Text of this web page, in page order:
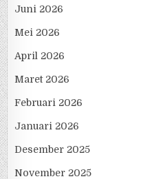
Juni 2026
Mei 2026
April 2026
Maret 2026
Februari 2026
Januari 2026
Desember 2025
November 2025